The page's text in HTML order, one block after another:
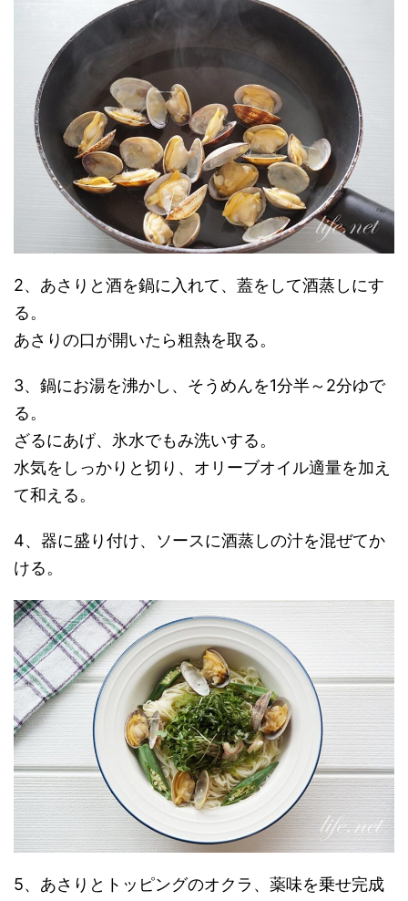
2、あさりと酒を鍋に入れて、蓋をして酒蒸しにす
る。
あさりの口が開いたら粗熱を取る。
3、鍋にお湯を沸かし、そうめんを1分半～2分ゆで
る。
ざるにあげ、氷水でもみ洗いする。
水気をしっかりと切り、オリーブオイル適量を加え
て和える。
4、器に盛り付け、ソースに酒蒸しの汁を混ぜてか
ける。
5、あさりとトッピングのオクラ、薬味を乗せ完成